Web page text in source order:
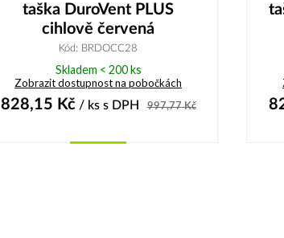
taška DuroVent PLUS
cihlově červená
Kód: BRDOCC28
Skladem < 200 ks
Zobrazit dostupnost na pobočkách
828,15 Kč/ ks s DPH 997,77Kč